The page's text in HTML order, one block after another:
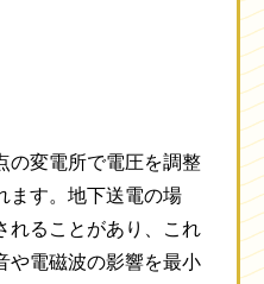
の変電所で電圧を調整
ます。地下送電の場
れることがあり、これ
や電磁波の影響を最小